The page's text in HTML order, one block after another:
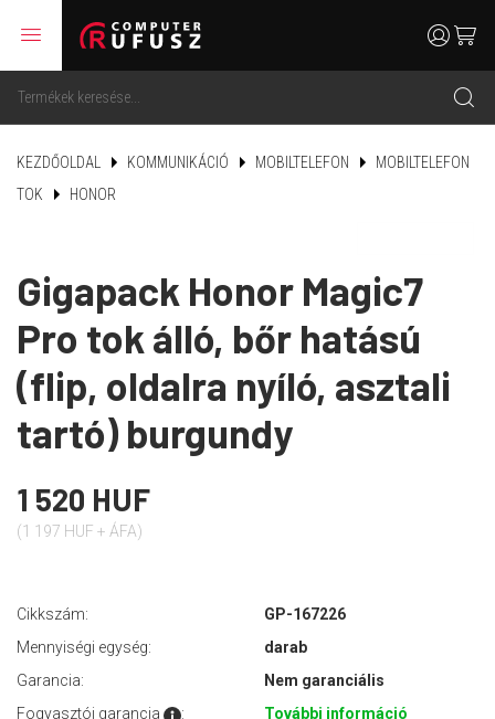
menu
search
usercart
KEZDŐOLDAL KOMMUNIKÁCIÓ MOBILTELEFON
MOBILTELEFON
TOK
HONOR
Gigapack Honor Magic7
Pro tok álló, bőr hatású
(flip, oldalra nyíló, asztali
tartó) burgundy
1 520 HUF
(1 197 HUF + ÁFA)
Cikkszám:
GP-167226
Mennyiségi egység:
darab
Garancia:
Nem garanciális
Fogyasztói garancia
: További információ